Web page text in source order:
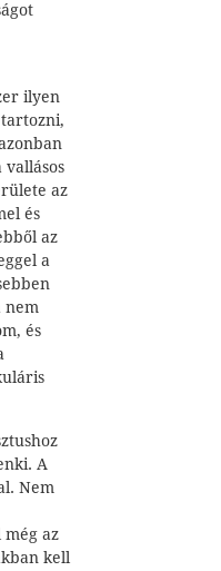
ilyen
az
és
az
a
nem
és
A
Nem
az
kell